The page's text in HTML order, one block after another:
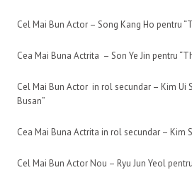
Cel Mai Bun Actor – Song Kang Ho pentru
Cea Mai Buna Actrita – Son Ye Jin pentru
Cel Mai Bun Actor in rol secundar – Kim Ui
Busan”
Cea Mai Buna Actrita in rol secundar – Kim
Cel Mai Bun Actor Nou – Ryu Jun Yeol